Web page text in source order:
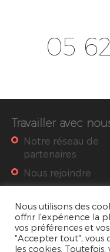
05
Travailler avec
Notre réseau de
partenaires
Nous rejoindre
Nous utilisons des
offrir l'expérience la
vos préférences et
"Accepter tout", vous
les cookies.